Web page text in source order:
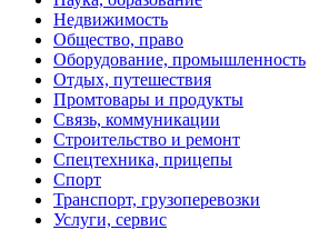
Недвижимость
Общество, право
Оборудование, промышленность
Отдых, путешествия
Промтовары и продукты
Связь, коммуникации
Строительство и ремонт
Спецтехника, прицепы
Спорт
Транспорт, грузоперевозки
Услуги, сервис